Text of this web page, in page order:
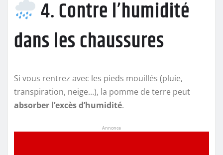
4. Contre l’humidité
dans les chaussures
Si vous rentrez avec les pieds mouillés (pluie,
transpiration, neige…), la pomme de terre peut
absorber l’excès d’humidité.
Annonce